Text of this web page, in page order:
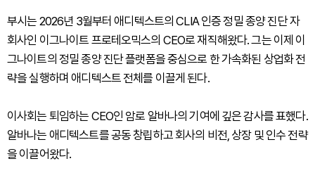
부시는 2026년 3월부터 애디텍스트의 CLIA 인증 정밀 종양 진단 자
회사인 이그나이트 프로테오믹스의 CEO로 재직해왔다. 그는 이제 이
그나이트의 정밀 종양 진단 플랫폼을 중심으로 한 가속화된 상업화 전
략을 실행하며 애디텍스트 전체를 이끌게 된다.
이사회는 퇴임하는 CEO인 암로 알바나의 기여에 깊은 감사를 표했다.
알바나는 애디텍스트를 공동 창립하고 회사의 비전, 상장 및 인수 전략
을 이끌어왔다.